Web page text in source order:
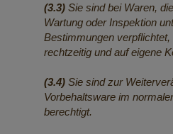
(3.3) Sie sind bei Waren,
Wartung oder Inspektion
Bestimmungen
rechtzeitig und auf eigene
(3.4) Sie sind zur
Vorbehaltsware im
berechtigt.